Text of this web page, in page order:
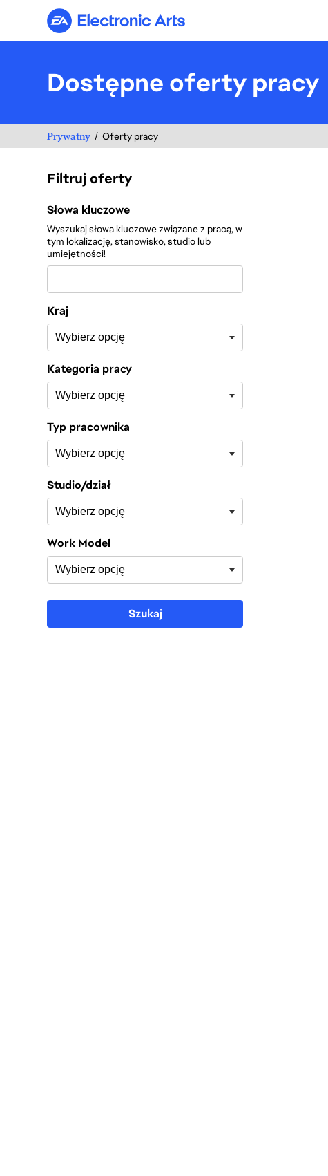
Electronic Arts
Dostępne oferty pracy
Prywatny Oferty pracy
Filtruj oferty
Filtruj oferty
Słowa kluczowe
Wyszukaj słowa kluczowe związane z pracą, w
tym lokalizację, stanowisko, studio lub
umiejętności!
Kraj
Kategoria pracy
Typ pracownika
Studio/dział
Work Model
Szukaj